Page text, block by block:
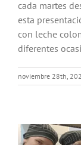
cada martes
esta
con leche
diferentes
noviembre 28th,